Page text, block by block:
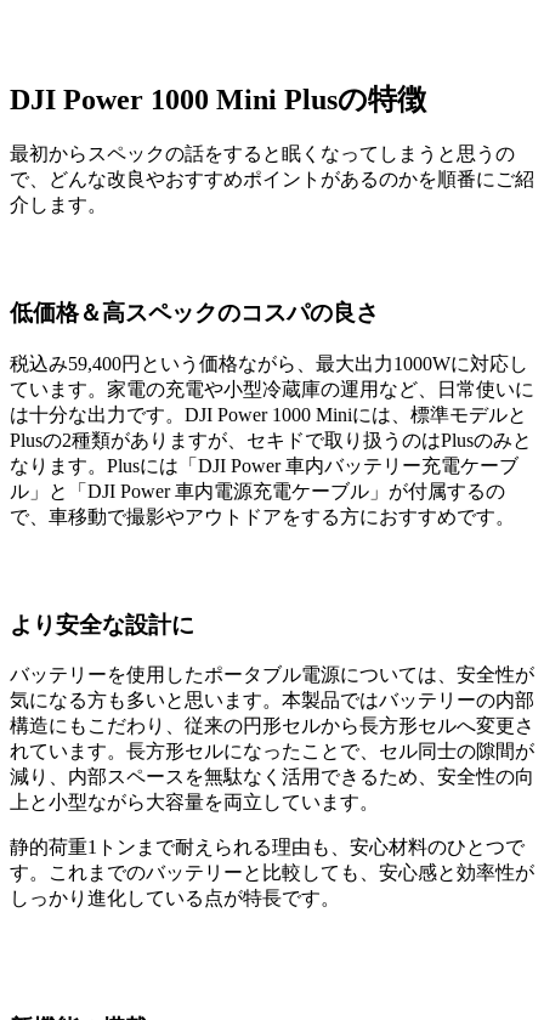
DJI Power 1000 Mini Plusの特徴
最初からスペックの話をすると眠くなってしまうと思うの
で、どんな改良やおすすめポイントがあるのかを順番にご紹
介します。
低価格＆高スペックのコスパの良さ
税込み59,400円という価格ながら、最大出力1000Wに対応し
ています。家電の充電や小型冷蔵庫の運用など、日常使いに
は十分な出力です。DJI Power 1000 Miniには、標準モデルと
Plusの2種類がありますが、セキドで取り扱うのはPlusのみと
なります。Plusには「DJI Power 車内バッテリー充電ケーブ
ル」と「DJI Power 車内電源充電ケーブル」が付属するの
で、車移動で撮影やアウトドアをする方におすすめです。
より安全な設計に
バッテリーを使用したポータブル電源については、安全性が
気になる方も多いと思います。本製品ではバッテリーの内部
構造にもこだわり、従来の円形セルから長方形セルへ変更さ
れています。長方形セルになったことで、セル同士の隙間が
減り、内部スペースを無駄なく活用できるため、安全性の向
上と小型ながら大容量を両立しています。
静的荷重1トンまで耐えられる理由も、安心材料のひとつで
す。これまでのバッテリーと比較しても、安心感と効率性が
しっかり進化している点が特長です。